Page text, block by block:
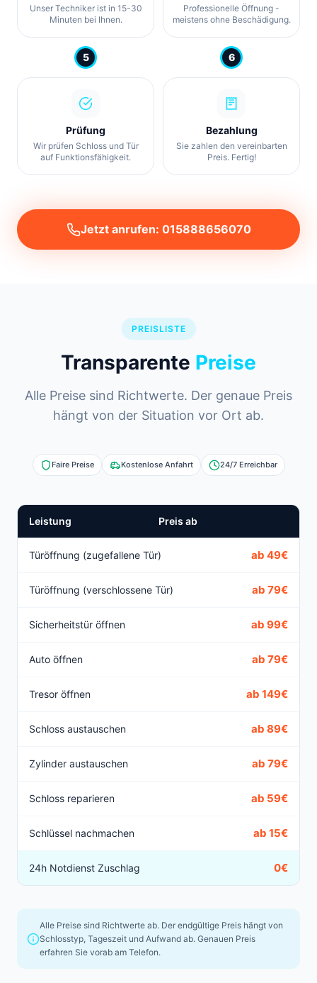
Unser Techniker ist in 15-30
Minuten bei Ihnen.
Professionelle Öffnung -
meistens ohne Beschädigung.
5
Prüfung
Wir prüfen Schloss und Tür
auf Funktionsfähigkeit.
6
Bezahlung
Sie zahlen den vereinbarten
Preis. Fertig!
Jetzt anrufen: 015888656070
PREISLISTE
Transparente Preise
Alle Preise sind Richtwerte. Der genaue Preis
hängt von der Situation vor Ort ab.
Faire Preise Kostenlose Anfahrt 24/7 Erreichbar
Leistung Preis ab
Türöffnung (zugefallene Tür) ab 49€
Türöffnung (verschlossene Tür) ab 79€
Sicherheitstür öffnen ab 99€
Auto öffnen ab 79€
Tresor öffnen ab 149€
Schloss austauschen ab 89€
Zylinder austauschen ab 79€
Schloss reparieren ab 59€
Schlüssel nachmachen ab 15€
24h Notdienst Zuschlag 0€
Alle Preise sind Richtwerte ab. Der endgültige Preis hängt von
Schlosstyp, Tageszeit und Aufwand ab. Genauen Preis
erfahren Sie vorab am Telefon.